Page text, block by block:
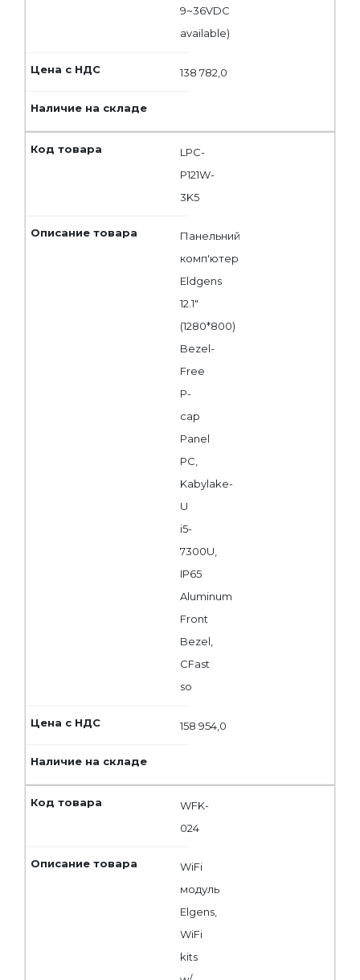
9~36VDC
available)
138 782,0
LPC-
P121W-
3K5
Панельний
комп'ютер
Eldgens
12.1"
(1280*800)
Bezel-
Free
P-
cap
Panel
PC,
Kabylake-
U
i5-
7300U,
IP65
Aluminum
Front
Bezel,
CFast
so
158 954,0
WFK-
024
WiFi
модуль
Elgens,
WiFi
kits